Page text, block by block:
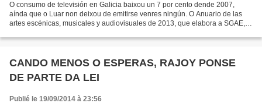
O consumo de televisión en Galicia baixou un 7 por cento dende 2007,
aínda que o Luar non deixou de emitirse venres ningún. O Anuario de las
artes escénicas, musicales y audiovisuales de 2013, que elabora a SGAE,
CANDO MENOS O ESPERAS, RAJOY PONSE
DE PARTE DA LEI
Publié le 19/09/2014 à 23:56